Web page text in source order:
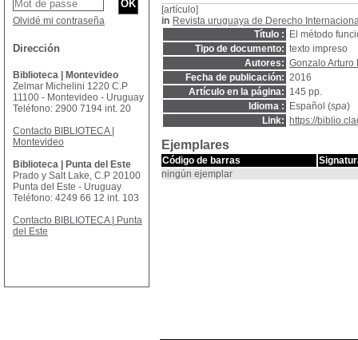
[artículo]
in Revista uruguaya de Derecho
Título :
El método
Tipo de documento: texto impreso
Autores: Gonzalo Arturo
Fecha de publicación: 2016
Artículo en la página: 145 pp.
Idioma :
Español (spa)
Link:
https://
Ejemplares
Código de barras
ningún ejemplar
Olvidé mi contraseña
Dirección
Biblioteca | Montevideo
Zelmar Michelini 1220 C.P
11100 - Montevideo - Uruguay
Teléfono: 2900 7194 int. 20
Contacto BIBLIOTECA |
Montevideo
Biblioteca | Punta del Este
Prado y Salt Lake, C.P 20100
Punta del Este - Uruguay
Teléfono: 4249 66 12 int. 103
Contacto BIBLIOTECA | Punta
del Este